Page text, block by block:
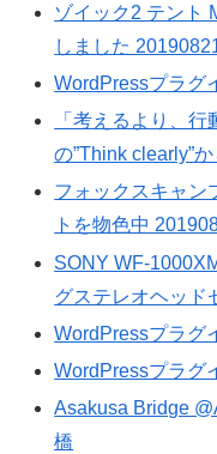
ゾイック2 テント
しました
WordPressプラグ
「考えるより、
の”Think clearly”
フォックスキャン
トを物色中
SONY WF-
グステレオヘッド
WordPressプラグ
WordPressプラグ
Asakusa Bridge
橋